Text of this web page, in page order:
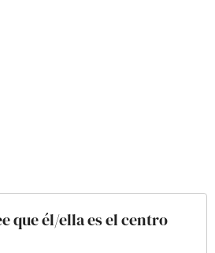
que él/ella es el centro